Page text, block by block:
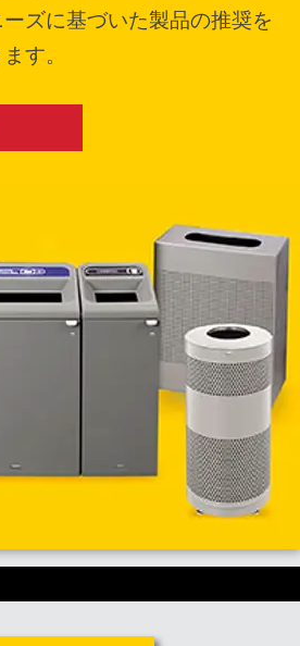
ズに基づいた製品の推奨を
す。